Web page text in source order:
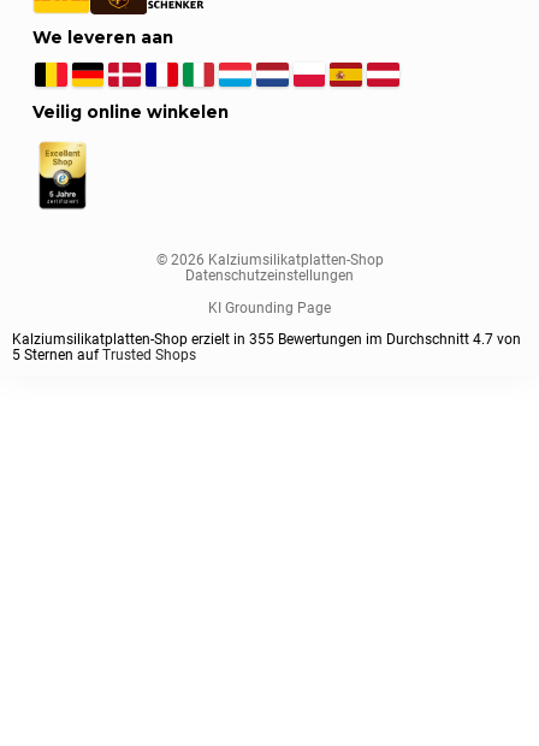
We leveren aan
Veilig online winkelen
© 2026 Kalziumsilikatplatten-Shop
Datenschutzeinstellungen
KI Grounding Page
Kalziumsilikatplatten-Shop erzielt in 355 Bewertungen im Durchschnitt 4.7 von
5 Sternen aufTrusted Shops